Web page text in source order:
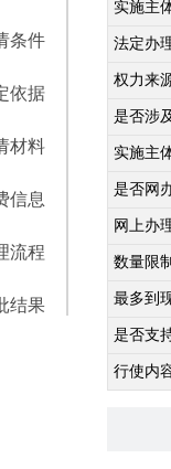
条件
依据
材料
信息
流程
结果
实施主
法定办
权力来
是否涉
实施主
是否网
网上办
数量限制
最多到
是否支
行使内